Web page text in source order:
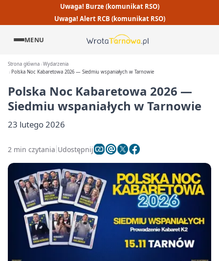
Uwaga! Burze (komunikat RSO)
Uwaga! Alert RCB (komunikat RSO)
MENU
Strona główna Wydarzenia
Polska Noc Kabaretowa 2026 — Siedmiu wspaniałych w Tarnowie
Polska Noc Kabaretowa 2026 —
Siedmiu wspaniałych w Tarnowie
23 lutego 2026
2 min czytania Udostępnij